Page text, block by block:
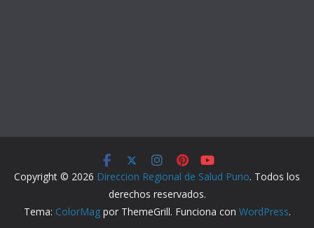
Copyright © 2026 Direccion Regional de Salud Puno. Todos los
derechos reservados.
Tema: ColorMagpor ThemeGrill. Funciona con WordPress.